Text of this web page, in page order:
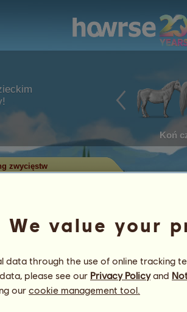
Koń
zwycięstw
najwięcej tytułów w
konie z największą liczbą
We value your
data through the use of online tracking
please see our Privacy Policyand
our cookie management tool.